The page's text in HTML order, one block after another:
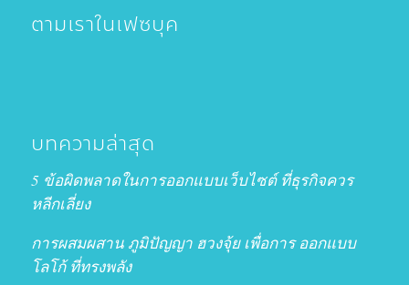
ตามเราในเฟซบุค
บทความล่าสุด
5 ข้อผิดพลาดในการออกแบบเว็บไซต์ ที่ธุรกิจควร
หลีกเลี่ยง
การผสมผสาน ภูมิปัญญา ฮวงจุ้ย เพื่อการ ออกแบบ
โลโก้ ที่ทรงพลัง